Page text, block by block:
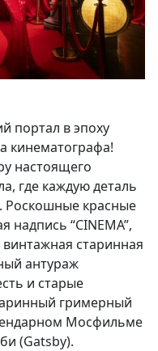
портал в эпоху
кинематографа!
настоящего
где каждую деталь
Роскошные красные
“CINEMA”,
старинная
антураж
и старые
гримерный
Мосфильме
(Gatsby).